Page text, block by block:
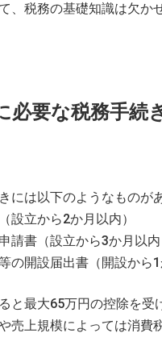
、税務の基礎知識は欠か
必要な税務手続
には以下のようなものが
設立から2か月以内）
請書（設立から3か月以
の開設届出書（開設から
と最大65万円の控除を
売上規模によっては消